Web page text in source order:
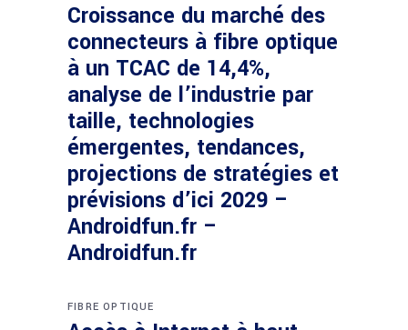
Croissance du marché des
connecteurs à fibre optique
à un TCAC de 14,4%,
analyse de l’industrie par
taille, technologies
émergentes, tendances,
projections de stratégies et
prévisions d’ici 2029 –
Androidfun.fr –
Androidfun.fr
FIBRE OPTIQUE